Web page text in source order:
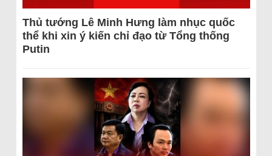
Thủ tướng Lê Minh Hưng làm nhục quốc
thể khi xin ý kiến chỉ đạo từ Tổng thống
Putin